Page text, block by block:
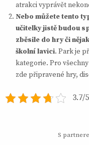
atrakci vyprávět
Nebo můžete tento
učitelky jistě budou
zběsile do hry či
školní lavici. Park je
kategorie. Pro
zde připravené hry,
3.7/
Navigace
S